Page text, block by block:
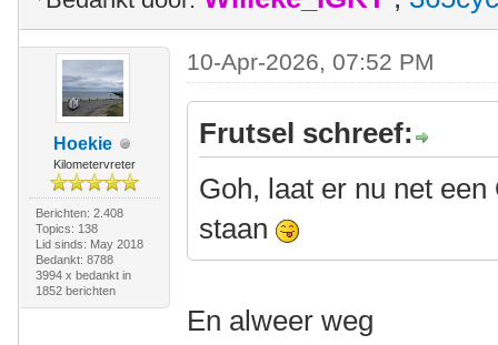
Hoekie
Kilometervreter
Berichten: 2.408
Topics: 138
Lid sinds: May 2018
Bedankt: 8788
3994 x bedankt in
1852 berichten
10-Apr-2026, 07:52 PM
Frutsel schreef:
Goh, laat er nu net
staan
En alweer weg